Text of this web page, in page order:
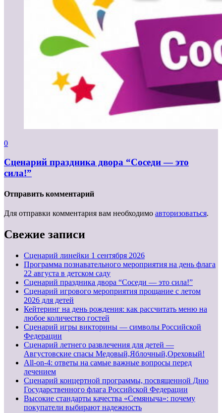
0
Сценарий праздника двора “Соседи — это
сила!”
Отправить комментарий
Для отправки комментария вам необходимо авторизоваться.
Свежие записи
Cценарий линейки 1 сентября 2026
Программа познавательного мероприятия на день флага
22 августа в детском саду
Сценарий праздника двора “Соседи — это сила!”
Сценарий игрового мероприятия прощание с летом
2026 для детей
Кейтеринг на день рождения: как рассчитать меню на
любое количество гостей
Сценарий игры викторины — символы Российской
Федерации
Сценарий летнего развлечения для детей —
Августовские спасы Медовый,Яблочный,Ореховый!
All-on-4: ответы на самые важные вопросы перед
лечением
Сценарий концертной программы, посвященной Дню
Государственного флага Российской Федерации
Высокие стандарты качества «Семяныча»: почему
покупатели выбирают надежность